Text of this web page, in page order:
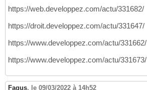
https://web.developpez.com/actu/331682/
https://droit.developpez.com/actu/331647/
https://www.developpez.com/actu/331662/
https://www.developpez.com/actu/331673/
Fagus, le 09/03/2022 à 14h52